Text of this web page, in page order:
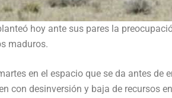
hoy ante sus pares la
maduros.
en el espacio que se da antes de
con desinversión y baja de recursos